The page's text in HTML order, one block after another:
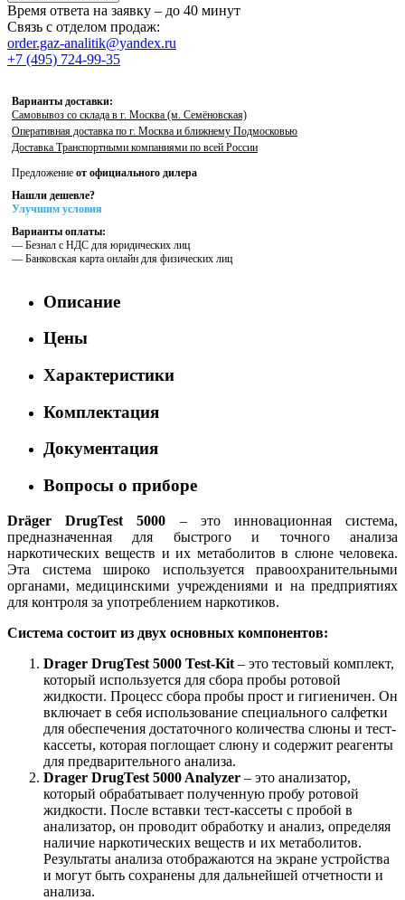
Время ответа на заявку – до 40 минут
Связь с отделом продаж:
order.gaz-analitik@yandex.ru
+7 (495) 724-99-35
Варианты доставки:
Самовывоз со склада в г. Москва (м. Семёновская)
Оперативная доставка по г. Москва и ближнему Подмосковью
Доставка Транспортными компаниями по всей России
Предложение от официального дилера
Нашли дешевле?
Улучшим условия
Варианты оплаты:
— Безнал с НДС для юридических лиц
— Банковская карта онлайн для физических лиц
Описание
Цены
Характеристики
Комплектация
Документация
Вопросы о приборе
Dräger DrugTest 5000 – это инновационная система,
предназначенная для быстрого и точного анализа
наркотических веществ и их метаболитов в слюне человека.
Эта система широко используется правоохранительными
органами, медицинскими учреждениями и на предприятиях
для контроля за употреблением наркотиков.
Система состоит из двух основных компонентов:
Drager DrugTest 5000 Test-Kit – это тестовый комплект,
который используется для сбора пробы ротовой
жидкости. Процесс сбора пробы прост и гигиеничен. Он
включает в себя использование специального салфетки
для обеспечения достаточного количества слюны и тест-
кассеты, которая поглощает слюну и содержит реагенты
для предварительного анализа.
Drager DrugTest 5000 Analyzer – это анализатор,
который обрабатывает полученную пробу ротовой
жидкости. После вставки тест-кассеты с пробой в
анализатор, он проводит обработку и анализ, определяя
наличие наркотических веществ и их метаболитов.
Результаты анализа отображаются на экране устройства
и могут быть сохранены для дальнейшей отчетности и
анализа.